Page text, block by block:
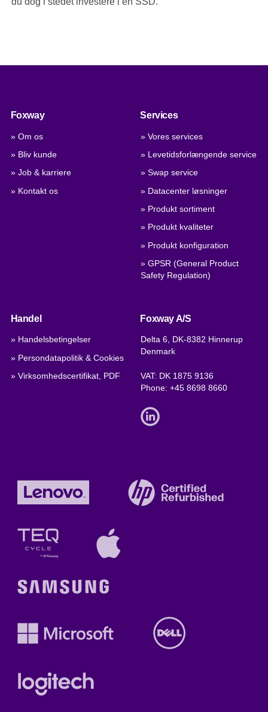
Foxway
» Om os
» Bliv kunde
» Job & karriere
» Kontakt os
Services
» Vores services
» Levetidsforlængende service
» Swap service
» Datacenter løsninger
» Produkt sortiment
» Produkt kvaliteter
» Produkt konfiguration
» GPSR (General Product
Safety Regulation)
Handel
» Handelsbetingelser
» Persondatapolitik & Cookies
» Virksomhedscertifikat, PDF
Foxway A/S
Delta 6, DK-8382 Hinnerup
Denmark
VAT: DK 1875 9136
Phone:+45 8698 8660